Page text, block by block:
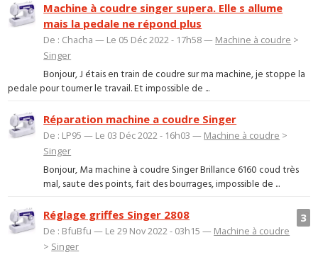
Machine à coudre singer supera. Elle s allume
mais la pedale ne répond plus
De : Chacha — Le 05 Déc 2022 - 17h58 — Machine à coudre >
Singer
Bonjour, J étais en train de coudre sur ma machine, je stoppe la
pedale pour tourner le travail. Et impossible de ...
Réparation machine a coudre Singer
De : LP95 — Le 03 Déc 2022 - 16h03 — Machine à coudre >
Singer
Bonjour, Ma machine à coudre Singer Brillance 6160 coud très
mal, saute des points, fait des bourrages, impossible de ...
3
Réglage griffes Singer 2808
De : BfuBfu — Le 29 Nov 2022 - 03h15 — Machine à coudre
> Singer